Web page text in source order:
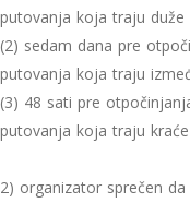
putovanja koja traju duže
(2) sedam dana pre
putovanja koja traju
(3) 48 sati pre
putovanja koja traju
2) organizator sprečen